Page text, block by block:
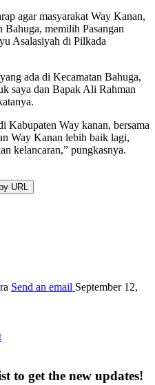
agar masyarakat Way Kanan,
Bahuga, memilih Pasangan
Asalasiyah di Pilkada
ada di Kecamatan Bahuga,
saya dan Bapak Ali Rahman
Kabupaten Way kanan, bersama
Way Kanan lebih baik lagi,
kelancaran,” pungkasnya.
URL
Send an email September 12,
to get the new updates!